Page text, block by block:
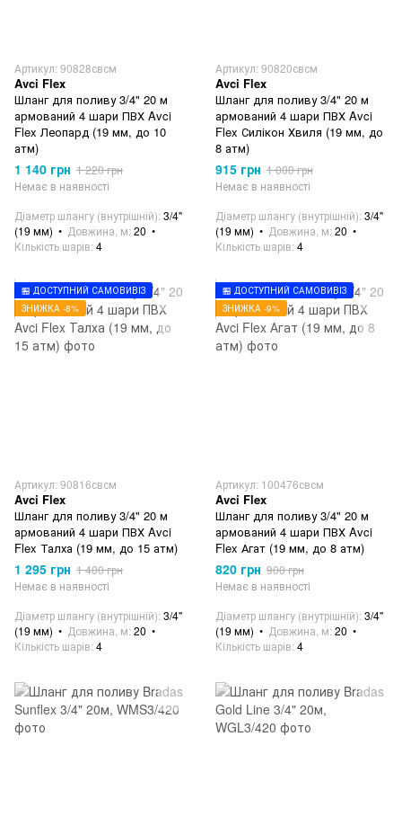
Артикул: 90828свсм
Avci Flex
Шланг для поливу 3/4" 20 м
армований 4 шари ПВХ Avci
Flex Леопард (19 мм, до 10
атм)
1 140 грн 1 220 грн
Немає в наявності
Діаметр шлангу (внутрішній) 3/4"
(19 мм)
Довжина, м 20
Кількість шарів 4
Артикул: 90820свсм
Avci Flex
Шланг для поливу 3/4" 20 м
армований 4 шари ПВХ Avci
Flex Силікон Хвиля (19 мм, до
8 атм)
915 грн 1 000 грн
Немає в наявності
Діаметр шлангу (внутрішній) 3/4"
(19 мм)
Довжина, м 20
Кількість шарів 4
🏪 ДОСТУПНИЙ САМОВИВІЗ
ЗНИЖКА -8%
Артикул: 90816свсм
Avci Flex
Шланг для поливу 3/4" 20 м
армований 4 шари ПВХ Avci
Flex Талха (19 мм, до 15 атм)
1 295 грн 1 400 грн
Немає в наявності
Діаметр шлангу (внутрішній) 3/4"
(19 мм)
Довжина, м 20
Кількість шарів 4
🏪 ДОСТУПНИЙ САМОВИВІЗ
ЗНИЖКА -9%
Артикул: 100476свсм
Avci Flex
Шланг для поливу 3/4" 20 м
армований 4 шари ПВХ Avci
Flex Агат (19 мм, до 8 атм)
820 грн 900 грн
Немає в наявності
Діаметр шлангу (внутрішній) 3/4"
(19 мм)
Довжина, м 20
Кількість шарів 4